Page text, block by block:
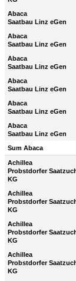
Abaca
Saatbau Linz eGen
Abaca
Saatbau Linz eGen
Abaca
Saatbau Linz eGen
Abaca
Saatbau Linz eGen
Abaca
Saatbau Linz eGen
Abaca
Saatbau Linz eGen
Sum Abaca
Achillea
Probstdorfer
KG
Achillea
Probstdorfer
KG
Achillea
Probstdorfer
KG
Achillea
Probstdorfer
KG